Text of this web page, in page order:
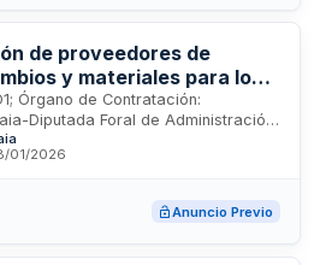
de proveedores de
y materiales para los
Órgano de Contratación:
Diputada Foral de Administración
Estimado:
01/2026
Anuncio Previo